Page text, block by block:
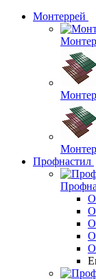
Монтеррей
Профнастил